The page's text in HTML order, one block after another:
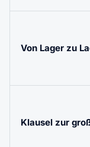
Von Lager zu
Klausel zur